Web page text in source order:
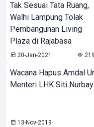
Tak Sesuai Tata Ruang,
Walhi Lampung Tolak
Pembangunan Living
Plaza di Rajabasa
20-Jan-2021
Wacana Hapus Amdal
Menteri LHK Siti
13-Nov-2019